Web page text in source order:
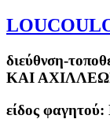
διεύθνση-
ΚΑΙ
είδος